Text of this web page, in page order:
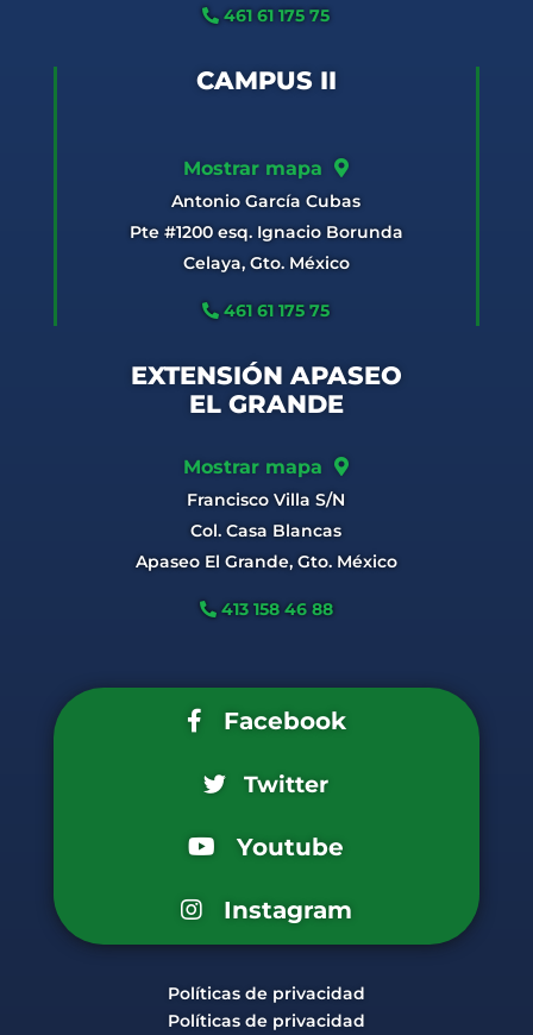
461 61 175 75
CAMPUS II
Mostrar mapa
Antonio García Cubas
Pte #1200 esq. Ignacio Borunda
Celaya, Gto. México
461 61 175 75
EXTENSIÓN APASEO
EL GRANDE
Mostrar mapa
Francisco Villa S/N
Col. Casa Blancas
Apaseo El Grande, Gto. México
413 158 46 88
Facebook
Twitter
Youtube
Instagram
Políticas de privacidad
Políticas de privacidad